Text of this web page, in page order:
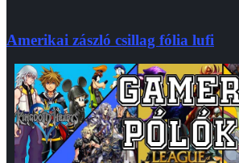
Amerikai zászló csillag fólia lufi